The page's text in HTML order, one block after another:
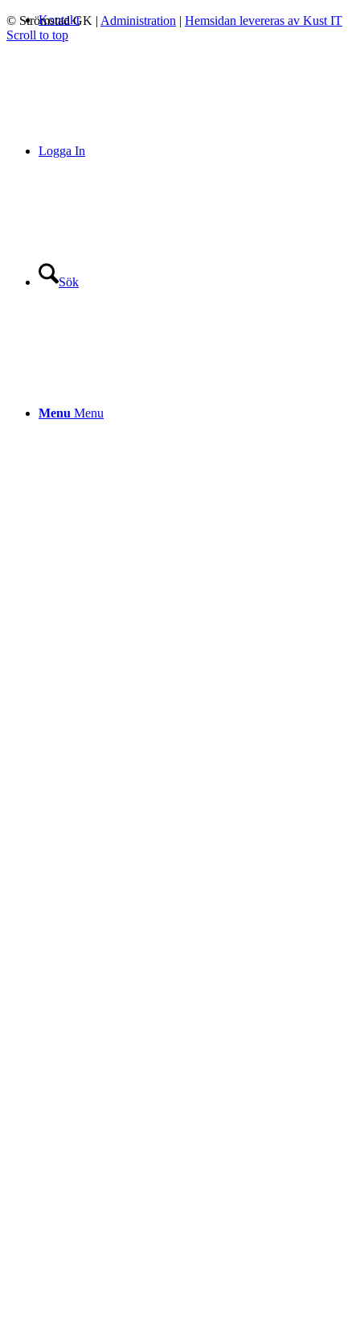
Kontakt
Logga In
Sök
Menu Menu
© Strömstad GK | Administration | Hemsidan levereras av Kust IT
Scroll to top